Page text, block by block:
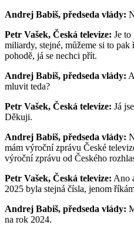
Andrej Babiš, předseda vlády:
Petr Vašek, Česká televize: Je to
miliardy, stejné, můžeme si to
pohodě, já se nechci přít.
Andrej Babiš, předseda vlády:
mluvit teda?
Petr Vašek, Česká televize: Já
Děkuji.
Andrej Babiš, předseda vlády:
mám výroční zprávu České
výroční zprávu od Českého
Petr Vašek, Česká televize: Ano
2025 byla stejná čísla, jenom
Andrej Babiš, předseda vlády:
na rok 2024.